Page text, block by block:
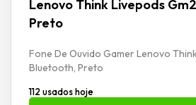
Lenovo Think Livepods
Preto
Fone De Ouvido Gamer Lenovo
Bluetooth, Preto
112 usados hoje